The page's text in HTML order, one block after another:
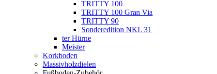
TRITTY 100
TRITTY 100 Gran Via
TRITTY 90
Sonderedition NKL 31
ter Hürne
Meister
Korkboden
Massivholzdielen